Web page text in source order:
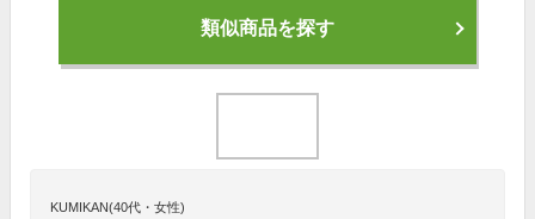
類似商品を探す
KUMIKAN(40代・女性)